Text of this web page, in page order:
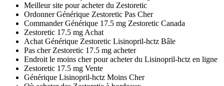
Meilleur site pour acheter du Zestoretic
Ordonner Générique Zestoretic Pas Cher
Commander Générique 17.5 mg Zestoretic Canada
Zestoretic 17.5 mg Achat
Achat Générique Zestoretic Lisinopril-hctz Bâle
Pas cher Zestoretic 17.5 mg acheter
Endroit le moins cher pour acheter du Lisinopril-hctz en ligne
Zestoretic 17.5 mg Vente
Générique Lisinopril-hctz Moins Cher